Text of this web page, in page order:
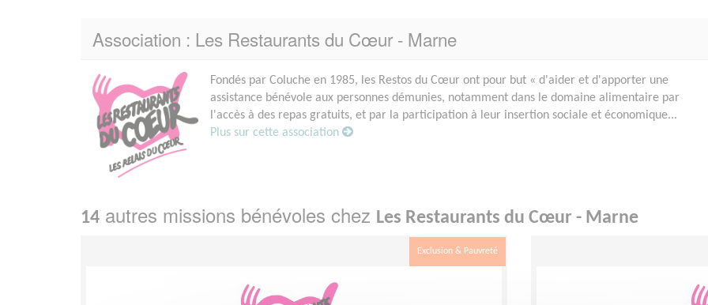
Association : Les Restaurants du Cœur - Marne
Fondés par Coluche en 1985, les Restos du Cœur ont pour but « d'aider et d'apporter une
assistance bénévole aux personnes démunies, notamment dans le domaine alimentaire par
l'accès à des repas gratuits, et par la participation à leur insertion sociale et économique...
Plus sur cette association
14 autres missions bénévoles chez Les Restaurants du Cœur - Marne
Exclusion & Pauvreté